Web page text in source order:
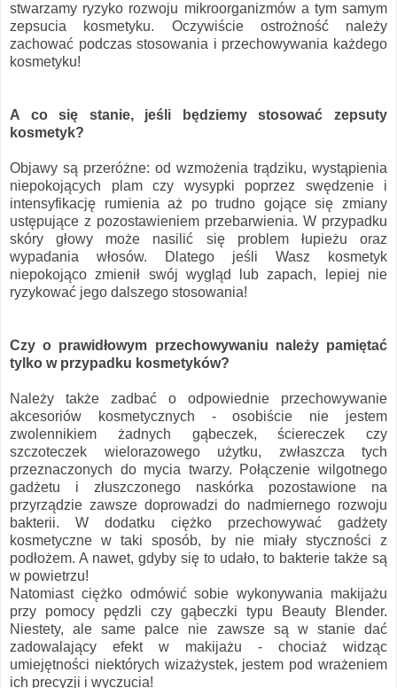
stwarzamy ryzyko rozwoju mikroorganizmów a tym samym
zepsucia kosmetyku. Oczywiście ostrożność należy
zachować podczas stosowania i przechowywania każdego
kosmetyku!
A co się stanie, jeśli będziemy stosować zepsuty
kosmetyk?
Objawy są przeróżne: od wzmożenia trądziku, wystąpienia
niepokojących plam czy wysypki poprzez swędzenie i
intensyfikację rumienia aż po trudno gojące się zmiany
ustępujące z pozostawieniem przebarwienia. W przypadku
skóry głowy może nasilić się problem łupieżu oraz
wypadania włosów. Dlatego jeśli Wasz kosmetyk
niepokojąco zmienił swój wygląd lub zapach, lepiej nie
ryzykować jego dalszego stosowania!
Czy o prawidłowym przechowywaniu należy pamiętać
tylko w przypadku kosmetyków?
Należy także zadbać o odpowiednie przechowywanie
akcesoriów kosmetycznych - osobiście nie jestem
zwolennikiem żadnych gąbeczek, ściereczek czy
szczoteczek wielorazowego użytku, zwłaszcza tych
przeznaczonych do mycia twarzy. Połączenie wilgotnego
gadżetu i złuszczonego naskórka pozostawione na
przyrządzie zawsze doprowadzi do nadmiernego rozwoju
bakterii. W dodatku ciężko przechowywać gadżety
kosmetyczne w taki sposób, by nie miały styczności z
podłożem. A nawet, gdyby się to udało, to bakterie także są
w powietrzu!
Natomiast ciężko odmówić sobie wykonywania makijażu
przy pomocy pędzli czy gąbeczki typu Beauty Blender.
Niestety, ale same palce nie zawsze są w stanie dać
zadowalający efekt w makijażu - chociaż widząc
umiejętności niektórych wizażystek, jestem pod wrażeniem
ich precyzji i wyczucia!